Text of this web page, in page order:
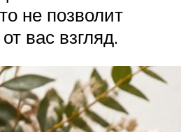
не позволит
вас взгляд.